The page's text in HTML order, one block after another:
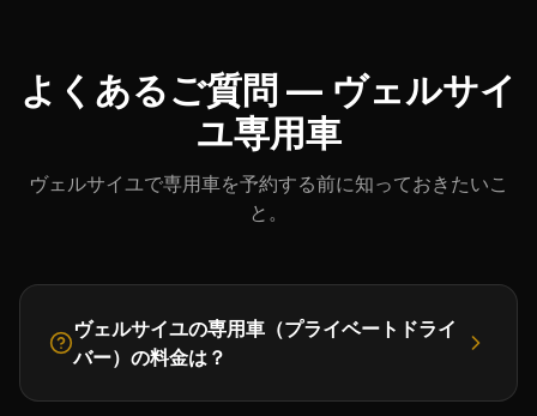
よくあるご質問 — ヴェルサイ
ユ専用車
ヴェルサイユで専用車を予約する前に知っておきたいこ
と。
ヴェルサイユの専用車（プライベートドライ
バー）の料金は？